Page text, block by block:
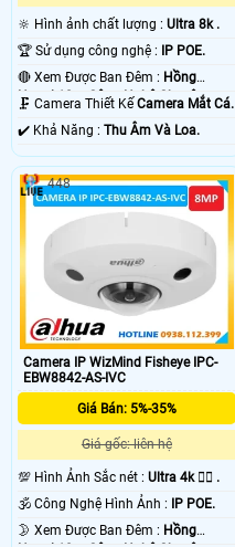
🔆 Hình ảnh chất lượng : Ultra 8k .
🏆 Sử dụng công nghệ :
IP POE.
🔴 Xem Được Ban Đêm : Hồng
Ngoại 10m Công Nghệ Chuyên
🗜️ Camera Thiết Kế Camera Mắt Cá.
️✔️ Khả Năng : Thu Âm Và Loa.
Camera IP WizMind Fisheye IPC-
EBW8842-AS-IVC
Giá Bán: 5%-35%
Giá gốc: liên hệ
💯 Hình Ảnh Sắc nét : Ultra 4k 👍🏾 .
🕉️ Công Nghệ Hình Ảnh :
IP POE.
🌛 Xem Được Ban Đêm : Hồng
448